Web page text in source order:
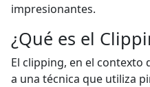
impresionantes.
¿Qué es el
El clipping, en el contexto
a una técnica que utiliza